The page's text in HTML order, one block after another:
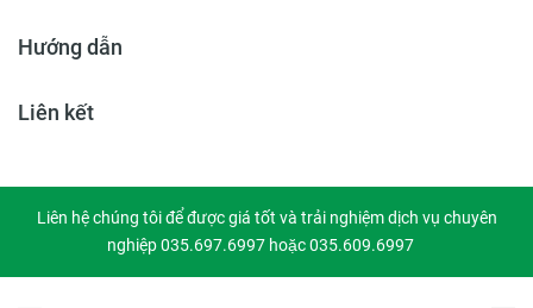
Hướng dẫn
Liên kết
Liên hệ chúng tôi để được giá tốt và trải nghiệm dịch vụ chuyên
nghiệp 035.697.6997 hoặc 035.609.6997